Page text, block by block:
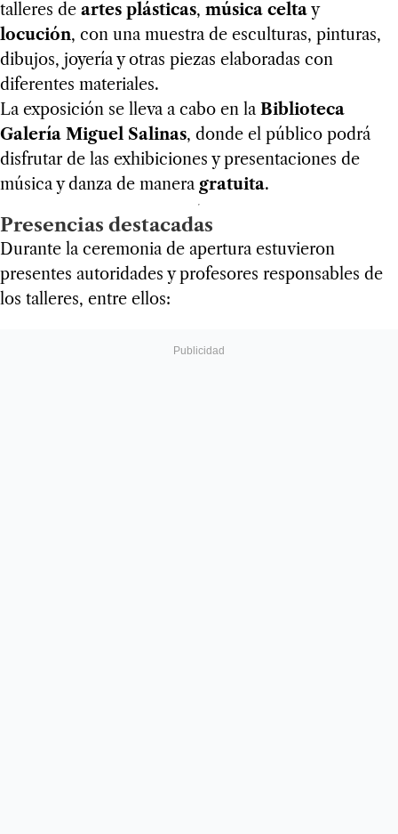
talleres de artes plásticas, música celtay
locución, con una muestra de esculturas, pinturas,
dibujos, joyería y otras piezas elaboradas con
diferentes materiales.
La exposición se lleva a cabo en la Biblioteca
Galería Miguel Salinas, donde el público podrá
disfrutar de las exhibiciones y presentaciones de
música y danza de manera gratuita.
Presencias destacadas
Durante la ceremonia de apertura estuvieron
presentes autoridades y profesores responsables de
los talleres, entre ellos: